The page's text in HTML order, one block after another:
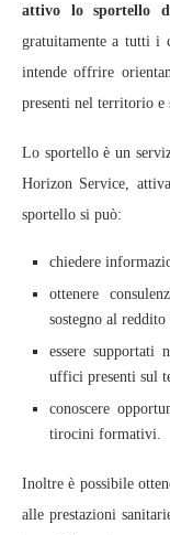
attivo lo sportello
gratuitamente a tutti i
intende offrire
presenti nel territorio e
Lo sportello è un
Horizon Service,
sportello si può:
chiedere
ottenere
sostegno al
essere supportati
uffici presenti sul
conoscere
tirocini formativi.
Inoltre è possibile
alle prestazioni